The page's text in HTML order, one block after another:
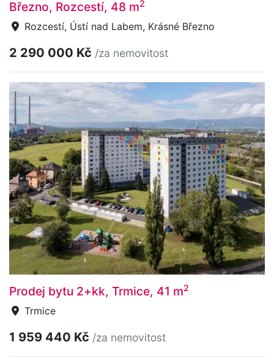
Březno, Rozcestí, 48 m2
Rozcestí, Ústí nad Labem, Krásné Březno
2 290 000 Kč /za nemovitost
Prodej bytu 2+kk, Trmice, 41 m2
Trmice
1 959 440 Kč /za nemovitost